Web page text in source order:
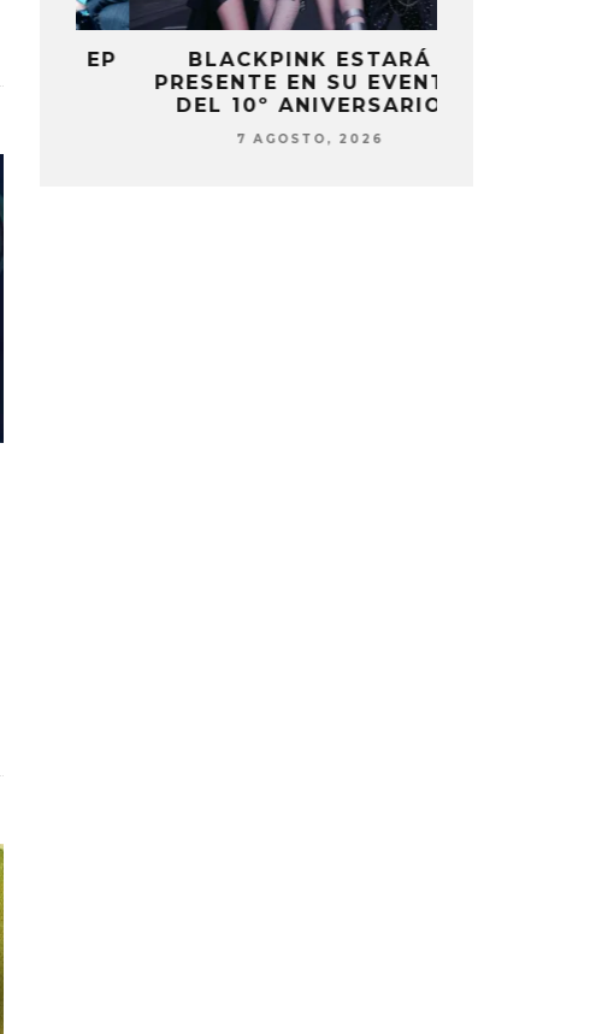
BLACKPINK ESTARÁ
PRESENTE EN SU EVENTO
DEL 10º ANIVERSARIO
7 AGOSTO, 2026